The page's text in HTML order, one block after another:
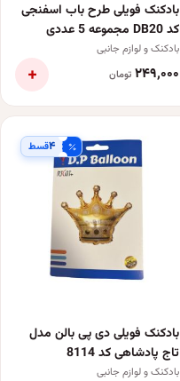
بادکنک فویلی طرح باب اسفنجی
کد DB20 مجموعه 5 عددی
بادکنک و لوازم جانبی
۲۴۹٬۰۰۰ تومان +
۴قسط
بادکنک فویلی دی پی بالن مدل
تاج پادشاهی کد 8114
بادکنک و لوازم جانبی